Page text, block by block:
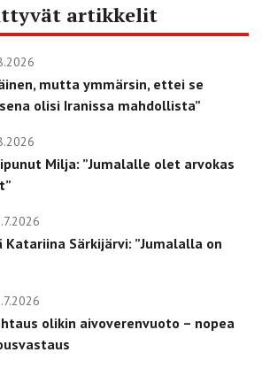
artikkelit
mutta ymmärsin, ettei se
olisi Iranissa mahdollista”
Milja: ”Jumalalle olet arvokas
Särkijärvi: ”Jumalalla on
olikin aivoverenvuoto – nopea